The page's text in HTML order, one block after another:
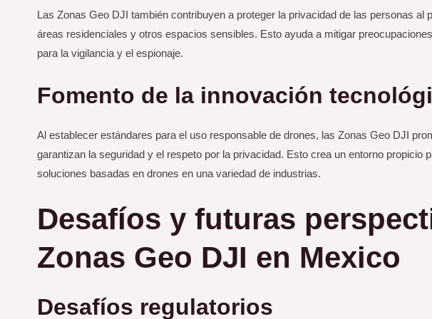
Las Zonas Geo DJI también contribuyen a proteger la privacidad de las personas al
áreas residenciales y otros espacios sensibles. Esto ayuda a mitigar
para la vigilancia y el espionaje.
Fomento de la innovación
Al establecer estándares para el uso responsable de drones, las Zonas Geo DJI
garantizan la seguridad y el respeto por la privacidad. Esto crea un entorno propicio
soluciones basadas en drones en una variedad de industrias.
Desafíos y futuras
Zonas Geo DJI en Mexico
Desafíos regulatorios